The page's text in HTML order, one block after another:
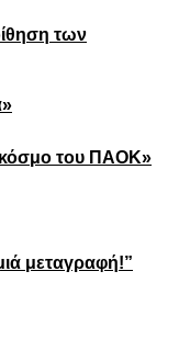
των
κόσμο του ΠΑΟΚ»
μεταγραφή!”